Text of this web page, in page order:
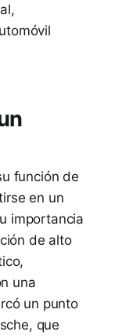
función de
en un
importancia
de alto
una
un punto
que